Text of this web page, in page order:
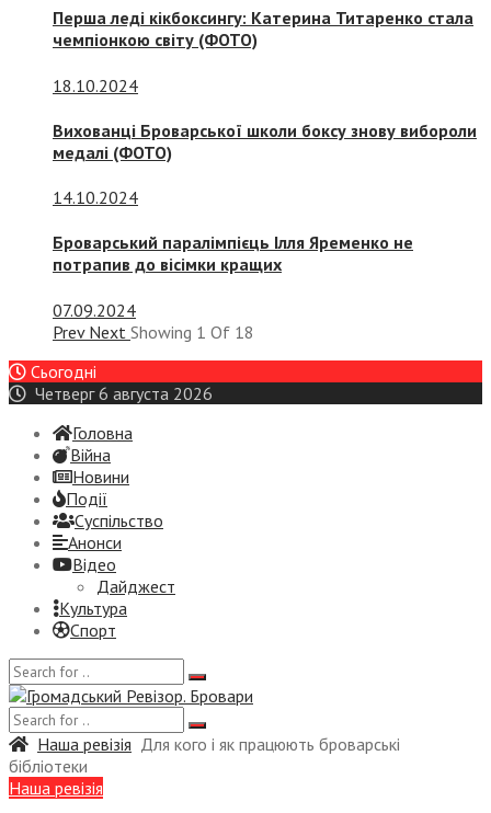
Перша леді кікбоксингу: Катерина Титаренко стала
чемпіонкою світу (ФОТО)
18.10.2024
Вихованці Броварської школи боксу знову вибороли
медалі (ФОТО)
14.10.2024
Броварський паралімпієць Ілля Яременко не
потрапив до вісімки кращих
07.09.2024
Prev Next Showing 1 Of 18
Сьогодні
Четверг 6 августа 2026
Головна
Війна
Новини
Події
Суспiльство
Анонси
Відео
Дайджест
Культура
Спорт
Наша ревізія Для кого і як працюють броварські
бібліотеки
Наша ревізія